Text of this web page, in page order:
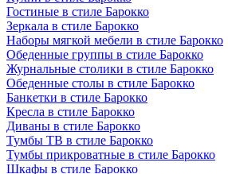
Гостиные в стиле Барокко
Зеркала в стиле Барокко
Наборы мягкой мебели в стиле Барокко
Обеденные группы в стиле Барокко
Журнальные столики в стиле Барокко
Обеденные столы в стиле Барокко
Банкетки в стиле Барокко
Кресла в стиле Барокко
Диваны в стиле Барокко
Тумбы ТВ в стиле Барокко
Тумбы прикроватные в стиле Барокко
Шкафы в стиле Барокко